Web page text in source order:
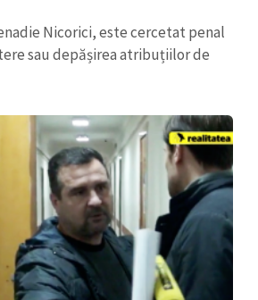
Nicorici, este cercetat penal
sau depășirea atribuțiilor de